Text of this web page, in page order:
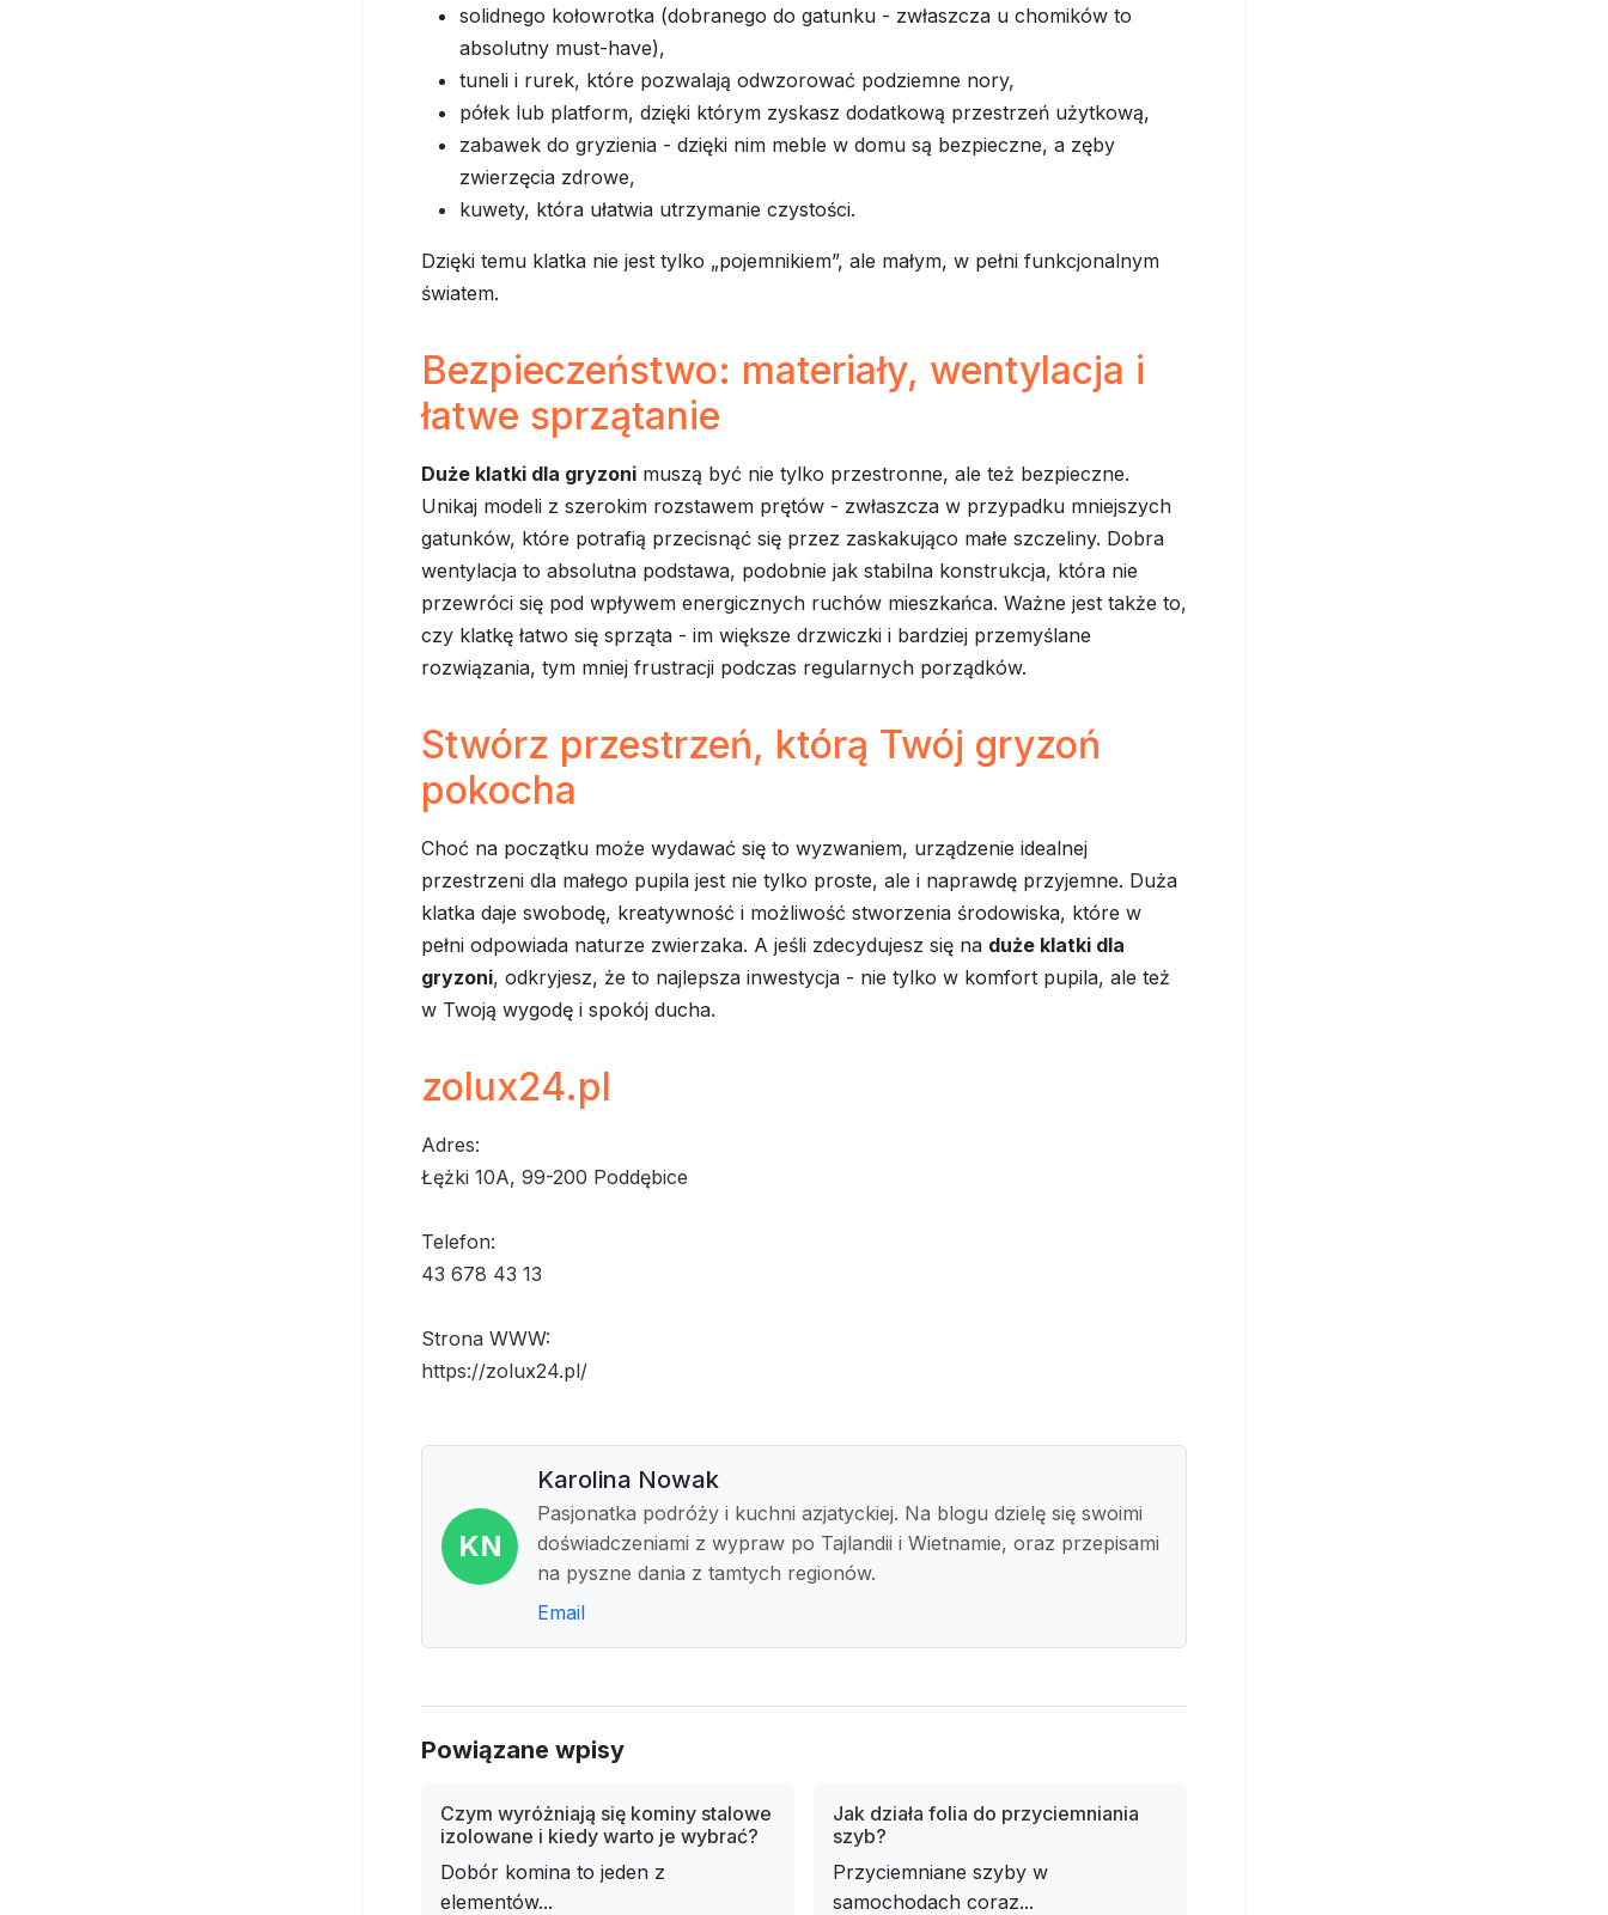
solidnego kołowrotka (dobranego do gatunku - zwłaszcza u chomików to
absolutny must-have),
tuneli i rurek, które pozwalają odwzorować podziemne nory,
półek lub platform, dzięki którym zyskasz dodatkową przestrzeń użytkową,
zabawek do gryzienia - dzięki nim meble w domu są bezpieczne, a zęby
zwierzęcia zdrowe,
kuwety, która ułatwia utrzymanie czystości.
Dzięki temu klatka nie jest tylko „pojemnikiem”, ale małym, w pełni funkcjonalnym
światem.
Bezpieczeństwo: materiały, wentylacja i
łatwe sprzątanie
Duże klatki dla gryzoni muszą być nie tylko przestronne, ale też bezpieczne.
Unikaj modeli z szerokim rozstawem prętów - zwłaszcza w przypadku mniejszych
gatunków, które potrafią przecisnąć się przez zaskakująco małe szczeliny. Dobra
wentylacja to absolutna podstawa, podobnie jak stabilna konstrukcja, która nie
przewróci się pod wpływem energicznych ruchów mieszkańca. Ważne jest także to,
czy klatkę łatwo się sprząta - im większe drzwiczki i bardziej przemyślane
rozwiązania, tym mniej frustracji podczas regularnych porządków.
Stwórz przestrzeń, którą Twój gryzoń
pokocha
Choć na początku może wydawać się to wyzwaniem, urządzenie idealnej
przestrzeni dla małego pupila jest nie tylko proste, ale i naprawdę przyjemne. Duża
klatka daje swobodę, kreatywność i możliwość stworzenia środowiska, które w
pełni odpowiada naturze zwierzaka. A jeśli zdecydujesz się na duże klatki dla
gryzoni, odkryjesz, że to najlepsza inwestycja - nie tylko w komfort pupila, ale też
w Twoją wygodę i spokój ducha.
zolux24.pl
Adres:
Łężki 10A, 99-200 Poddębice
Telefon:
43 678 43 13
Strona WWW:
https://zolux24.pl/
KN
Karolina Nowak
Pasjonatka podróży i kuchni azjatyckiej. Na blogu dzielę się swoimi
doświadczeniami z wypraw po Tajlandii i Wietnamie, oraz przepisami
na pyszne dania z tamtych regionów.
Email
Powiązane wpisy
Czym wyróżniają się kominy stalowe
izolowane i kiedy warto je wybrać?
Dobór komina to jeden z
elementów...
Jak działa folia do przyciemniania
szyb?
Przyciemniane szyby w
samochodach coraz...